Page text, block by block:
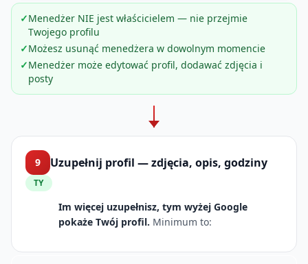
✓Menedżer NIE jest właścicielem — nie przejmie
Twojego profilu
✓Możesz usunąć menedżera w dowolnym momencie
✓Menedżer może edytować profil, dodawać zdjęcia i
posty
9 Uzupełnij profil — zdjęcia, opis, godziny
TY
Im więcej uzupełnisz, tym wyżej Google
pokaże Twój profil. Minimum to: